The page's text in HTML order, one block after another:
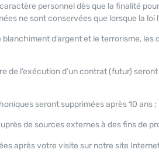
personnel dès que la finalité
ne sont conservées que lorsque la loi
d’argent et le terrorisme,
de l’exécution d’un contrat (futur)
seront supprimées après 10 ans ;
de sources externes à des fins de
après votre visite sur notre site